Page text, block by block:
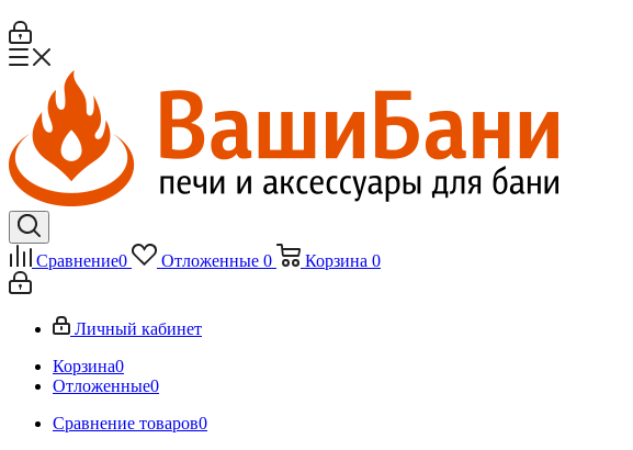
Сравнение0 Отложенные 0 Корзина 0
Личный кабинет
Корзина0
Отложенные0
Сравнение товаров0